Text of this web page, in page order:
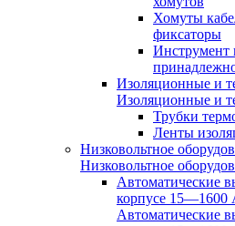
Хомуты
фиксаторы
Инструмент
Изоляционные и
Изоляционные и
Трубки
Ленты
Низковольтное
Низковольтное
Автоматические
корпусе 15—1600
Автоматические